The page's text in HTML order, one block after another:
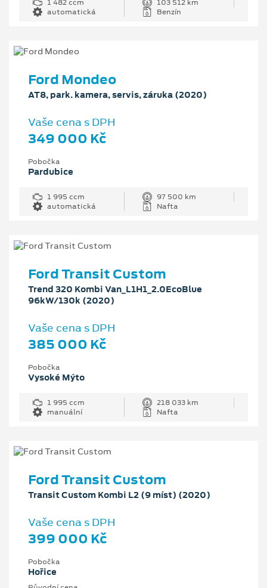
1 482 ccm
103 512 km
automatická
Benzín
Ford Mondeo
AT8, park. kamera, servis, záruka (2020)
Vaše cena s DPH
349 000 Kč
Pobočka
Pardubice
1 995 ccm
97 500 km
automatická
Nafta
Ford Transit Custom
Trend 320 Kombi Van_L1H1_2.0EcoBlue
96kW/130k (2020)
Vaše cena s DPH
385 000 Kč
Pobočka
Vysoké Mýto
1 995 ccm
218 033 km
manuální
Nafta
Ford Transit Custom
Transit Custom Kombi L2 (9 míst) (2020)
Vaše cena s DPH
399 000 Kč
Pobočka
Hořice